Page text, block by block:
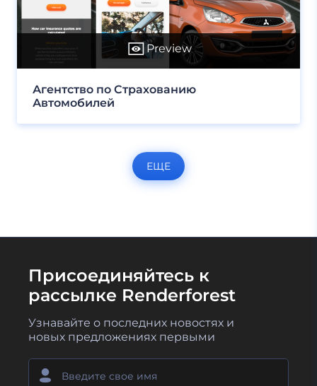
Preview
Агентство по Страхованию
Автомобилей
ЕЩЕ
Присоединяйтесь к
рассылке Renderforest
Узнавайте о последних новостях и
новых предложениях первыми